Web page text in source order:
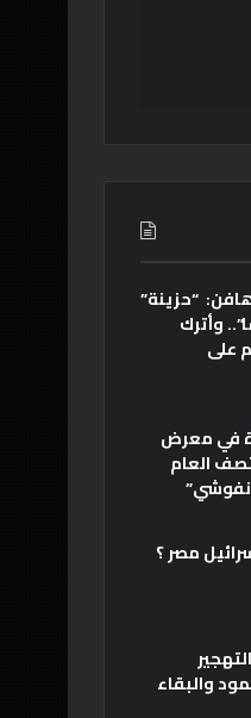
“حزينة”
وأترك
على
في معرض
العام
مصر ؟
والبقاء